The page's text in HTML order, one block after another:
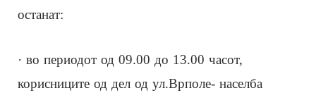
останат:
· во периодот од 09.00 до 13.00 часот,
корисниците од дел од ул.Врполе- населба